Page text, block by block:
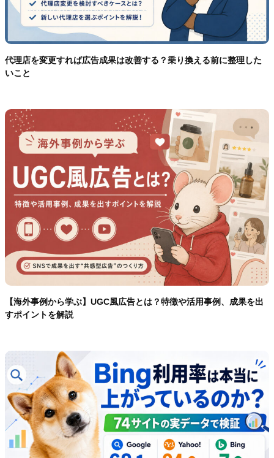
代理店を変更すれば広告成果は改善する？乗り換える前に整理した
いこと
【海外事例から学ぶ】UGC風広告とは？特徴や活用事例、成果を出
すポイントを解説